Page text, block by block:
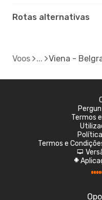
Rotas alternativas
Voos Viena -
Termos
Termos e
d
A